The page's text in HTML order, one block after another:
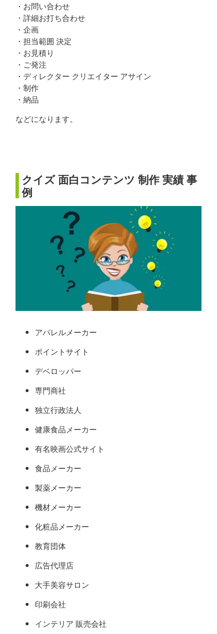
・お問い合わせ
・詳細お打ち合わせ
・企画
・担当範囲 決定
・お見積り
・ご発注
・ディレクター クリエイター アサイン
・制作
・納品
などになります。
クイズ 面白コンテンツ 制作 実績 事
例
アパレルメーカー
ポイントサイト
デベロッパー
専門商社
独立行政法人
健康食品メーカー
有名映画公式サイト
食品メーカー
製薬メーカー
機材メーカー
化粧品メーカー
教育団体
広告代理店
大手美容サロン
印刷会社
インテリア 販売会社